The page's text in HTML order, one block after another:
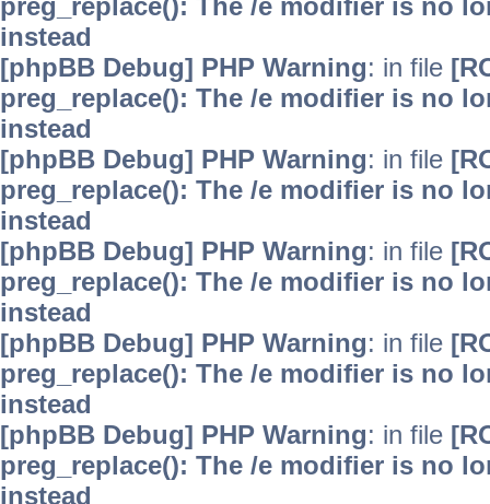
preg_replace(): The /e modifier is no
instead
[phpBB Debug] PHP Warning: in file
preg_replace(): The /e modifier is no
instead
[phpBB Debug] PHP Warning: in file
preg_replace(): The /e modifier is no
instead
[phpBB Debug] PHP Warning: in file
preg_replace(): The /e modifier is no
instead
[phpBB Debug] PHP Warning: in file
preg_replace(): The /e modifier is no
instead
[phpBB Debug] PHP Warning: in file
preg_replace(): The /e modifier is no
instead